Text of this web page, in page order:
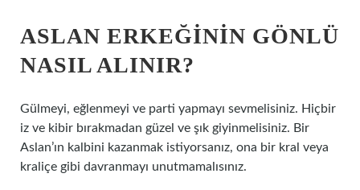
ASLAN ERKEĞININ GÖNLÜ
NASIL ALINIR?
Gülmeyi, eğlenmeyi ve parti yapmayı sevmelisiniz. Hiçbir
iz ve kibir bırakmadan güzel ve şık giyinmelisiniz. Bir
Aslan’ın kalbini kazanmak istiyorsanız, ona bir kral veya
kraliçe gibi davranmayı unutmamalısınız.